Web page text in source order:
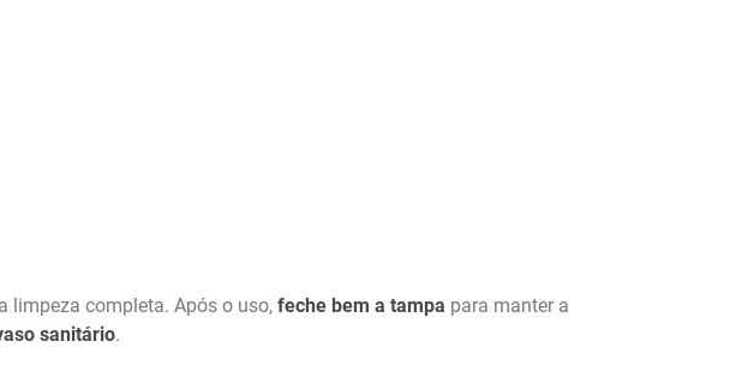
limpeza completa. Após o uso, feche bem a tampa para manter a
sanitário.